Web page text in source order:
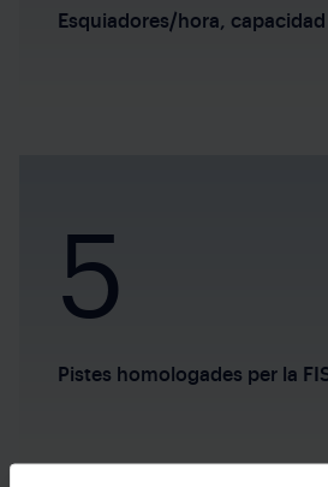
Esquiadores/hora,
5
Pistes homologades per la